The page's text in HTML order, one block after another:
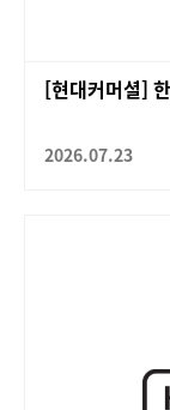
[현대커머셜]
2026.07.23